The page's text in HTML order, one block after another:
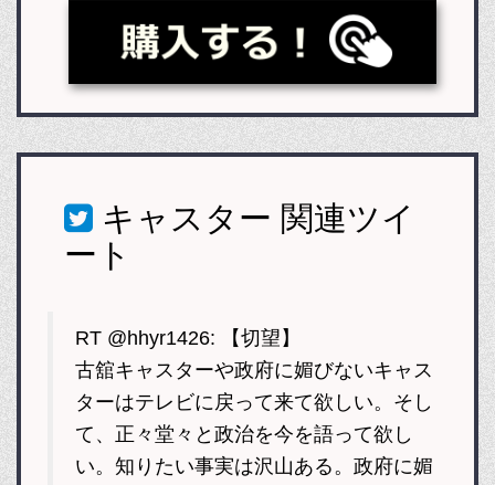
キャスター 関連ツイ
ート
RT @hhyr1426: 【切望】
古舘キャスターや政府に媚びないキャス
ターはテレビに戻って来て欲しい。そし
て、正々堂々と政治を今を語って欲し
い。知りたい事実は沢山ある。政府に媚